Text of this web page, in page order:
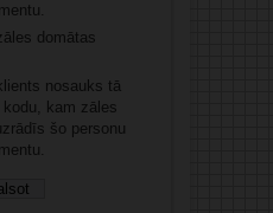
domātas
nosauks tā
kam zāles
šo personu